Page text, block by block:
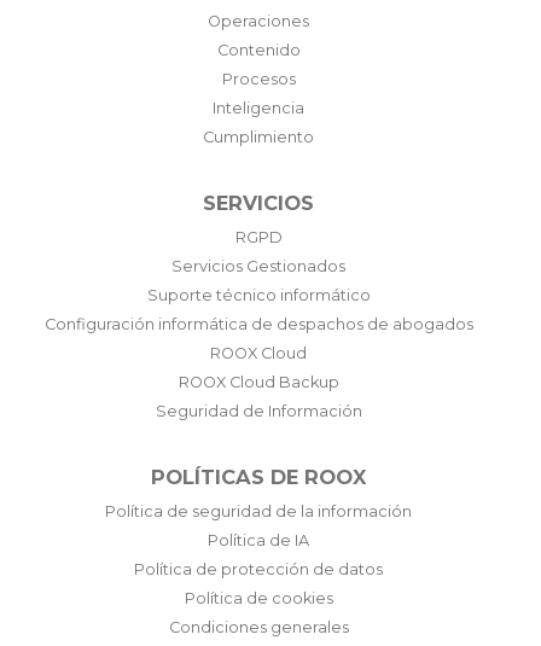
Operaciones
Contenido
Procesos
Inteligencia
Cumplimiento
SERVICIOS
RGPD
Servicios Gestionados
Suporte técnico informático
Configuración informática de despachos de abogados
ROOX Cloud
ROOX Cloud Backup
Seguridad de Información
POLÍTICAS DE ROOX
Política de seguridad de la información
Política de IA
Política de protección de datos
Política de cookies
Condiciones generales